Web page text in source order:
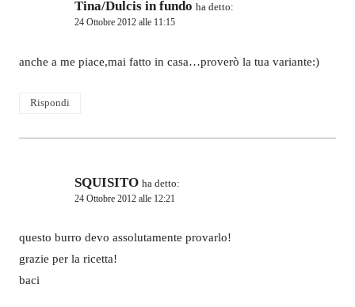
Tina/Dulcis in fundo ha detto:
24 Ottobre 2012 alle 11:15
anche a me piace,mai fatto in casa…proverò la tua variante:)
Rispondi
SQUISITO ha detto:
24 Ottobre 2012 alle 12:21
questo burro devo assolutamente provarlo!
grazie per la ricetta!
baci